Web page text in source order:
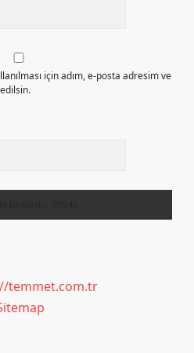
için adım, e-posta adresim ve
temmet.com.tr